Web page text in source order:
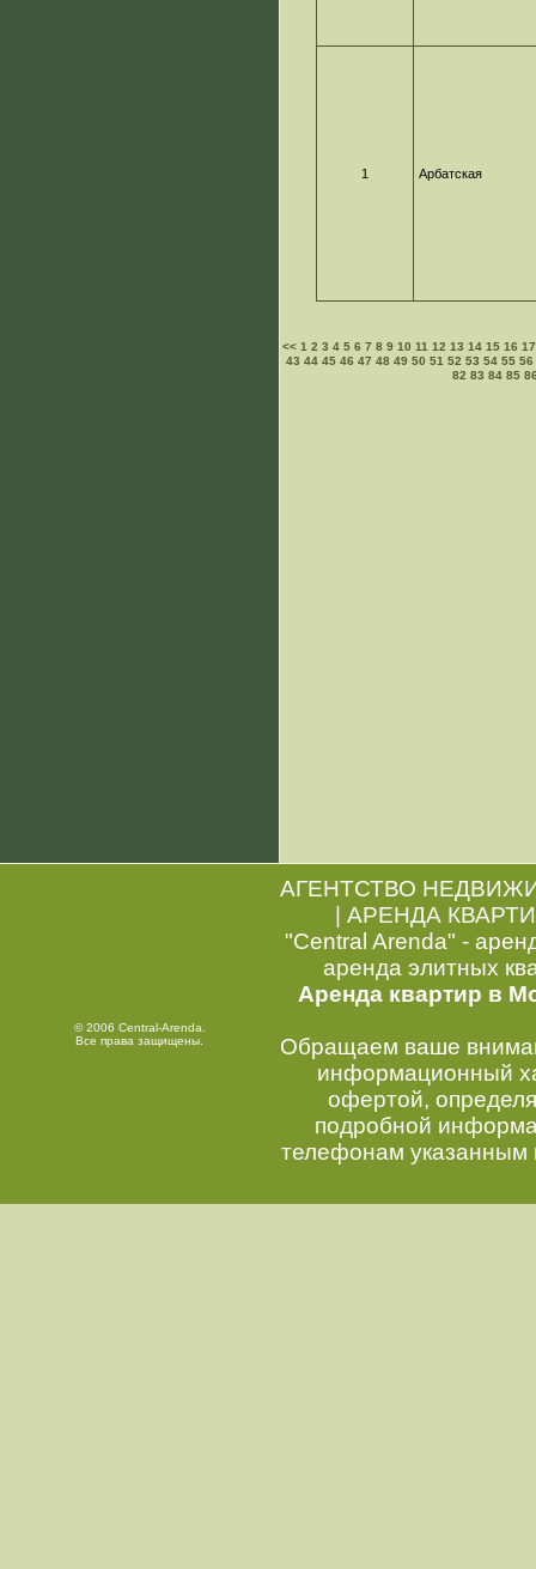
1 Арбатская
<<1 2 3 4 5 6 7 8 9 10 11 12 13 14 15 16 17
43 44 45 46 47 48 49 50 51 52 53 54 55 56
82 83 84 85
© 2006 Central-Arenda.
Все права защищены.
АГЕНТСТВО
|АРЕНДА
"Central Arenda" -
аренда элитных
Аренда квартир в
Обращаем ваше
информационный
офертой,
подробной
телефонам указанным